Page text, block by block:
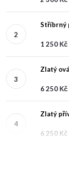
Stříbrný
1 250 Kč
Zlatý
6 250 Kč
Zlatý
6 250 Kč